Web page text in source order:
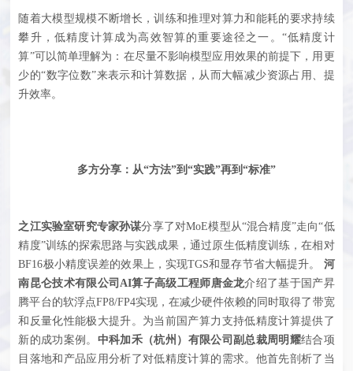
随着大模型规模不断增长，训练和推理对算力和能耗的要求持续
攀升，低精度计算成为高效智算的重要途径之一。“低精度计
算”可以简单理解为：在尽量不影响模型应用效果的前提下，用更
少的“数字位数”来表示和计算数据，从而大幅减少资源占用、提
升效率。
多方分享： 从“方法”到“实践”再到“标准”
之江实验室研究专家孙谋分享了对MoE模型从“混合精度”走向“低
精度”训练的探索思路与实践成果，通过原生低精度训练，在相对
BF16极小精度误差的效果上，实现TGS和显存节省大幅提升。 河
南昆仑技术有限公司AI算子高级工程师唐金龙介绍了基于国产昇
腾平台的软浮点FP8/FP4实现，在减少硬件依赖的同时取得了带宽
和反量化性能极大提升。为当前国产算力支持低精度计算提供了
新的成功案例。 中科加禾（杭州）有限公司副总裁周明耀结合项
目落地和产品应用分析了对低精度计算的需求。他首先剖析了当